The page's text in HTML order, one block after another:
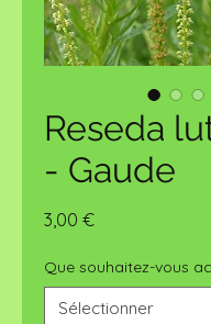
Reseda
- Gaude
3,00 €Prix
Que souhaitez-vous